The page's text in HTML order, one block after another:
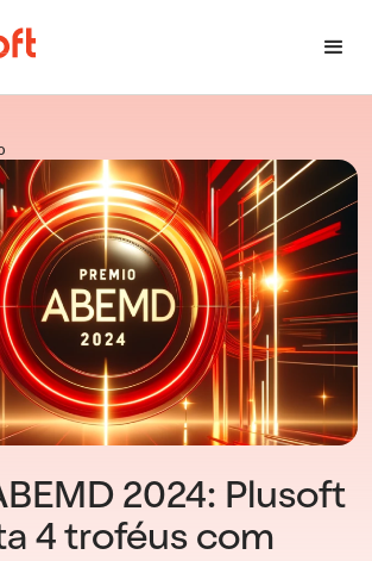
2024: Plusoft
4 troféus com